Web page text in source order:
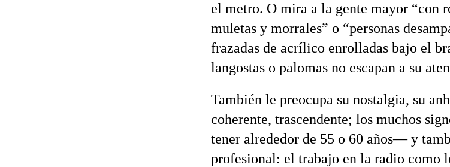
el metro. O mira a la gente mayor “con
muletas y morrales” o “personas
frazadas de acrílico enrolladas bajo el
langostas o palomas no escapan a su
También le preocupa su nostalgia, su
coherente, trascendente; los muchos
tener alrededor de 55 o 60 años— y
profesional: el trabajo en la radio como